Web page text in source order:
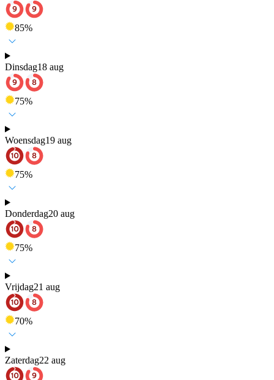
85%
Dinsdag18 aug
75%
Woensdag19 aug
75%
Donderdag20 aug
75%
Vrijdag21 aug
70%
Zaterdag22 aug